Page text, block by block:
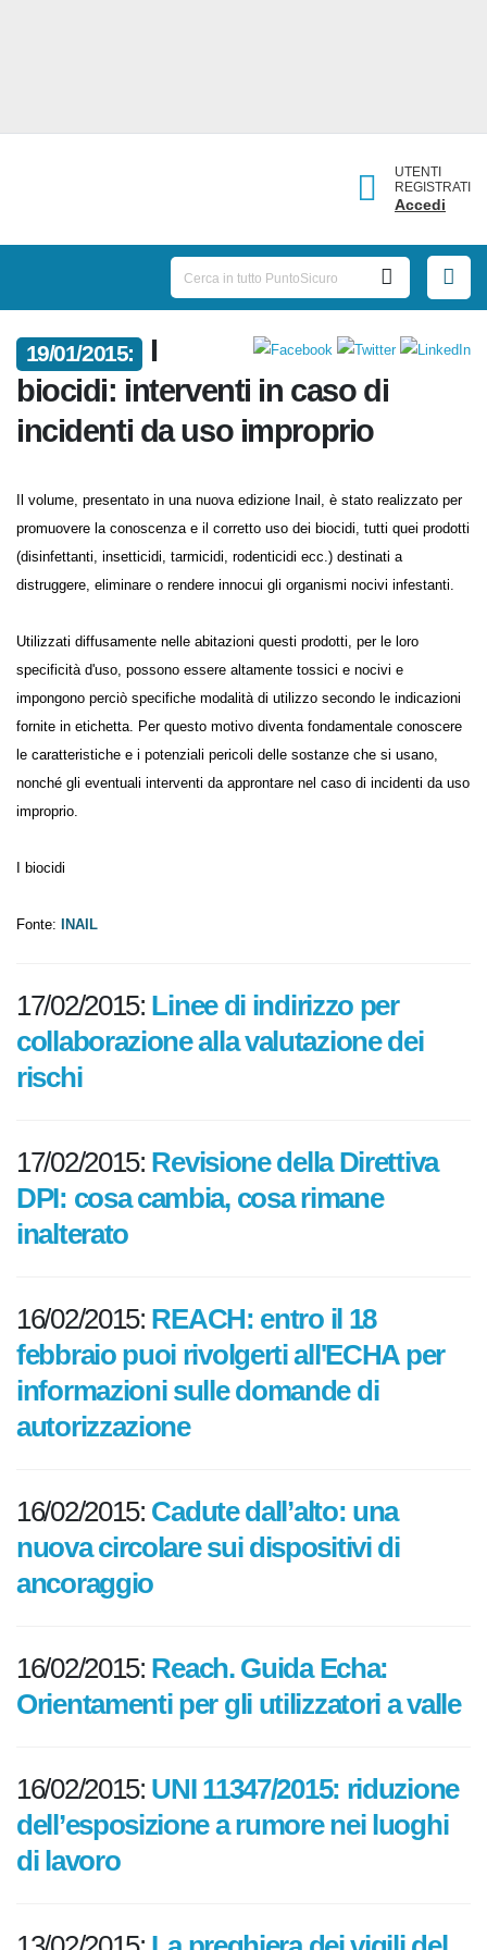
UTENTI
REGISTRATI
Accedi
19/01/2015:
I
biocidi: interventi in caso di
incidenti da uso improprio
Il volume, presentato in una nuova edizione Inail, è stato realizzato per
promuovere la conoscenza e il corretto uso dei biocidi, tutti quei prodotti
(disinfettanti, insetticidi, tarmicidi, rodenticidi ecc.) destinati a
distruggere, eliminare o rendere innocui gli organismi nocivi infestanti.
Utilizzati diffusamente nelle abitazioni questi prodotti, per le loro
specificità d'uso, possono essere altamente tossici e nocivi e
impongono perciò specifiche modalità di utilizzo secondo le indicazioni
fornite in etichetta. Per questo motivo diventa fondamentale conoscere
le caratteristiche e i potenziali pericoli delle sostanze che si usano,
nonché gli eventuali interventi da approntare nel caso di incidenti da uso
improprio.
I biocidi
Fonte: INAIL
17/02/2015: Linee di indirizzo per
collaborazione alla valutazione dei
rischi
17/02/2015: Revisione della Direttiva
DPI: cosa cambia, cosa rimane
inalterato
16/02/2015: REACH: entro il 18
febbraio puoi rivolgerti all'ECHA per
informazioni sulle domande di
autorizzazione
16/02/2015: Cadute dall’alto: una
nuova circolare sui dispositivi di
ancoraggio
16/02/2015: Reach. Guida Echa:
Orientamenti per gli utilizzatori a valle
16/02/2015: UNI 11347/2015: riduzione
dell’esposizione a rumore nei luoghi
di lavoro